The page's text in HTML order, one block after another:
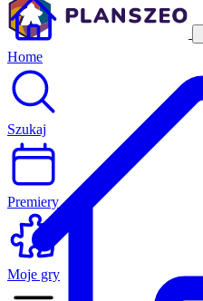
Home
Szukaj
Premiery
Moje gry